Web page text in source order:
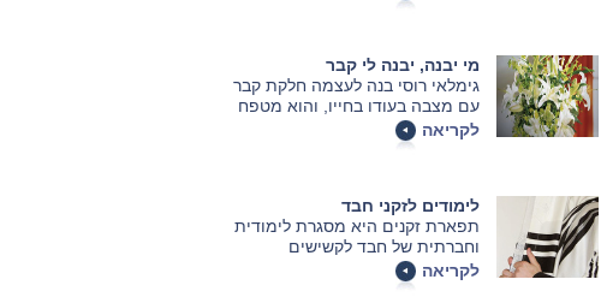
מי יבנה, יבנה לי קבר
גימלאי רוסי בנה לעצמה חלקת קבר
עם מצבה בעודו בחייו, והוא מטפח
אותה יומיום, כדי שלא "יגנבו" לו את
לקריאה
לימודים לזקני חבד
תפארת זקנים היא מסגרת לימודית
וחברתית של חבד לקשישים
וקשישות, שהוקמה על-פי הוראתו
של הרבי, הגורס כי דווקא בגיל
לקריאה